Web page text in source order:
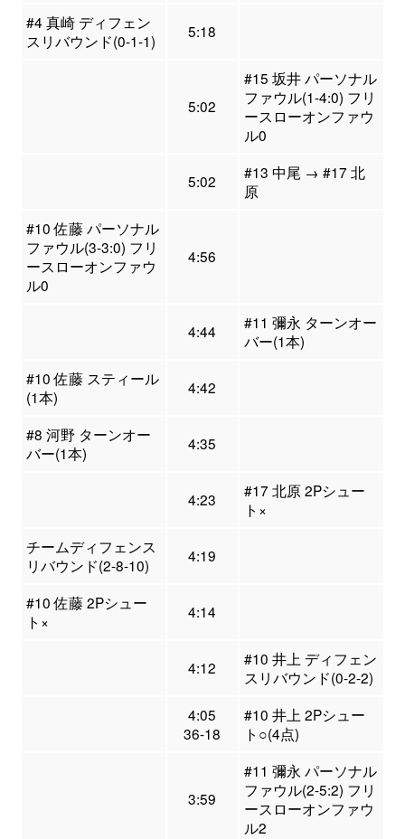
#4 真崎 ディフェン
スリバウンド(0-1-1)
5:18
5:02
#15 坂井 パーソナル
ファウル(1-4:0) フリ
ースローオンファウ
ル0
5:02
#13 中尾 → #17 北
原
#10 佐藤 パーソナル
ファウル(3-3:0) フリ
ースローオンファウ
ル0
4:56
4:44
#11 彌永 ターンオー
バー(1本)
#10 佐藤 スティール
(1本)
4:42
#8 河野 ターンオー
バー(1本)
4:35
4:23
#17 北原 2Pシュー
ト×
チームディフェンス
リバウンド(2-8-10)
4:19
#10 佐藤 2Pシュー
ト×
4:14
4:12
#10 井上 ディフェン
スリバウンド(0-2-2)
4:05
36-18
#10 井上 2Pシュー
ト○(4点)
3:59
#11 彌永 パーソナル
ファウル(2-5:2) フリ
ースローオンファウ
ル2